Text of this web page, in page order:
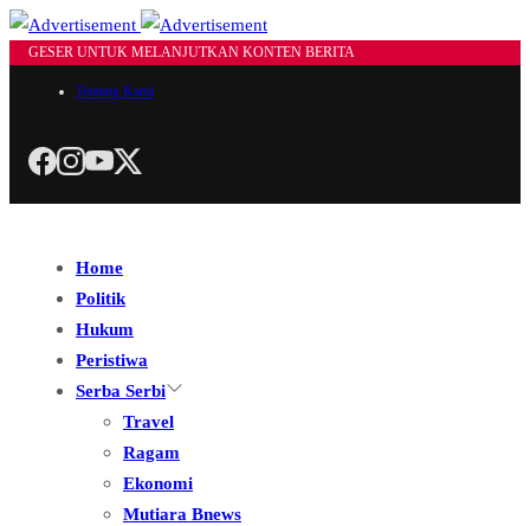
GESER UNTUK MELANJUTKAN KONTEN BERITA
Tentang Kami
Home
Politik
Hukum
Peristiwa
Serba Serbi
Travel
Ragam
Ekonomi
Mutiara Bnews